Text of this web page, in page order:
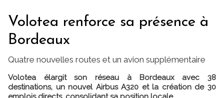
Volotea renforce sa présence à
Bordeaux
Quatre nouvelles routes et un avion supplémentaire
Volotea élargit son réseau à Bordeaux avec 38
destinations, un nouvel Airbus A320 et la création de 30